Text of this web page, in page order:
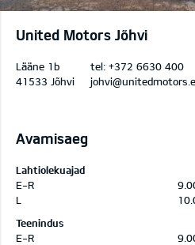
United Motors Jõhvi
Lääne 1b
41533 Jõhvi
tel: +372 6630 400
Avamisaeg
Lahtiolekuajad
E-R
L
Teenindus
E-R